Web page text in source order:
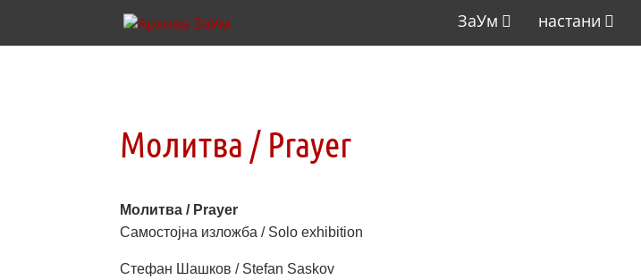
ЗаУм настани
Молитва / Prayer
Молитва / Prayer
Самостојна изложба / Solo exhibition
Стефан Шашков / Stefan Saskov